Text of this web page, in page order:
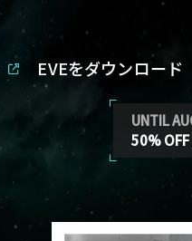
EVEをダウンロード
UNTIL
50% OFF